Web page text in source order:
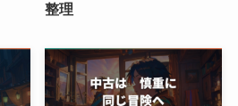
整理